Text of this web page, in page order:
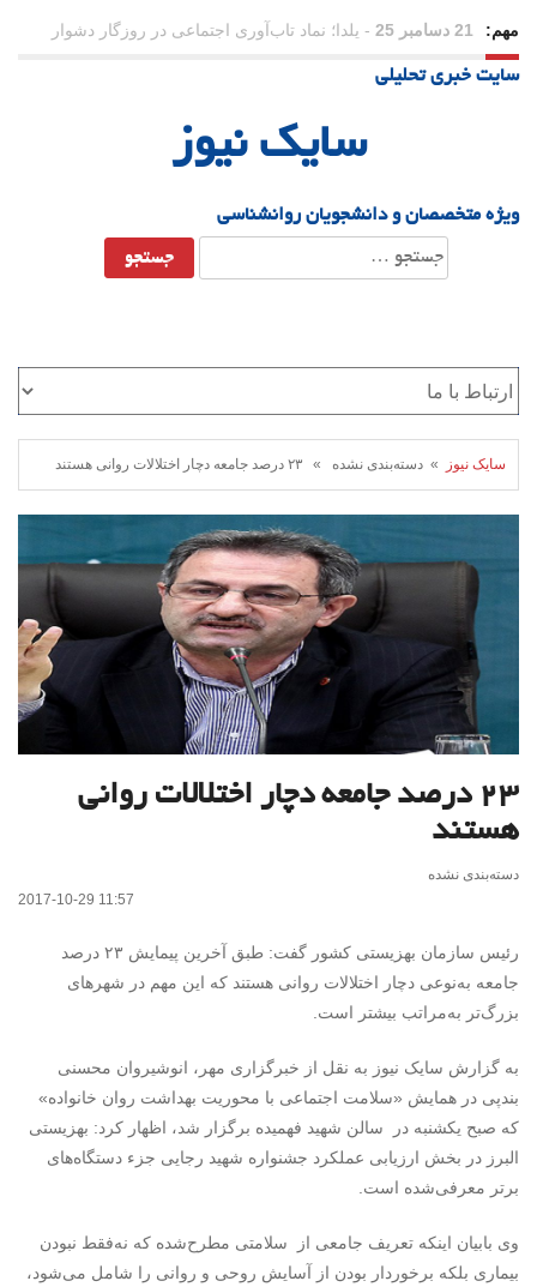
مهم: 21 دسامبر 25 - یلدا؛ نماد تاب‌آوری اجتماعی در روزگار دشوار
سایت خبری تحلیلی
سایک نیوز
ویژه متخصصان و دانشجویان روانشناسی
جستجو
برای:
سایک نیوز » دسته‌بندی نشده » ۲۳ درصد جامعه دچار اختلالات روانی هستند
۲۳ درصد جامعه دچار اختلالات روانی
هستند
دسته‌بندی نشده
2017-10-29 11:57
رئیس سازمان بهزیستی کشور گفت: طبق آخرین پیمایش ۲۳ درصد
جامعه به‌نوعی دچار اختلالات روانی هستند که این مهم در شهرهای
بزرگ‌تر به‌مراتب بیشتر است.
به گزارش سایک نیوز به نقل از خبرگزاری مهر، انوشیروان محسنی
بندپی در همایش «سلامت اجتماعی با محوریت بهداشت روان خانواده»
که صبح یکشنبه در سالن شهید فهمیده برگزار شد، اظهار کرد: بهزیستی
البرز در بخش ارزیابی عملکرد جشنواره شهید رجایی جزء دستگاه‌های
برتر معرفی‌شده است.
وی بابیان اینکه تعریف جامعی از سلامتی مطرح‌شده که نه‌فقط نبودن
بیماری بلکه برخوردار بودن از آسایش روحی و روانی را شامل می‌شود،